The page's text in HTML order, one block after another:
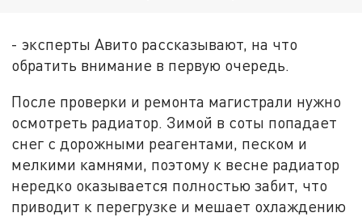
- эксперты Авито рассказывают, на что
обратить внимание в первую очередь.
После проверки и ремонта магистрали нужно
осмотреть радиатор. Зимой в соты попадает
снег с дорожными реагентами, песком и
мелкими камнями, поэтому к весне радиатор
нередко оказывается полностью забит, что
приводит к перегрузке и мешает охлаждению